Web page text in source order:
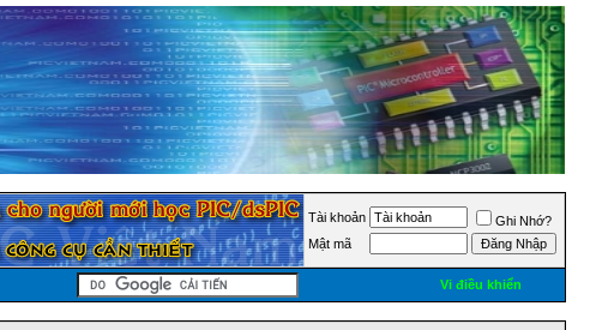
Tài khoản
Ghi Nhớ?
Mật mã
Vi điều khiển